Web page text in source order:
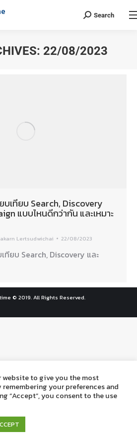
Search
22/08/2023
บเทียบ Search, Discovery
แบบไหนดีกว่ากัน และเหมาะ
Lertsudwichai 22/08/2023
ทียบ Search, Discovery และ
© 2019. All Rights Reserved.
website to give you the most
your preferences and
“Accept”, you consent to the use